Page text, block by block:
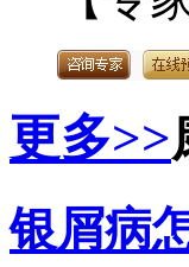
更多>>
银屑病